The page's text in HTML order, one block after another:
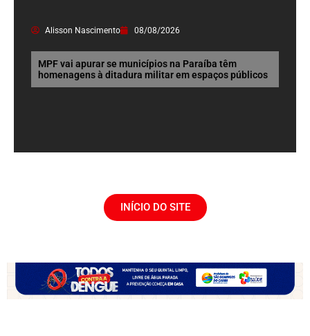
Alisson Nascimento 08/08/2026
MPF vai apurar se municípios na Paraíba têm
homenagens à ditadura militar em espaços públicos
INÍCIO DO SITE